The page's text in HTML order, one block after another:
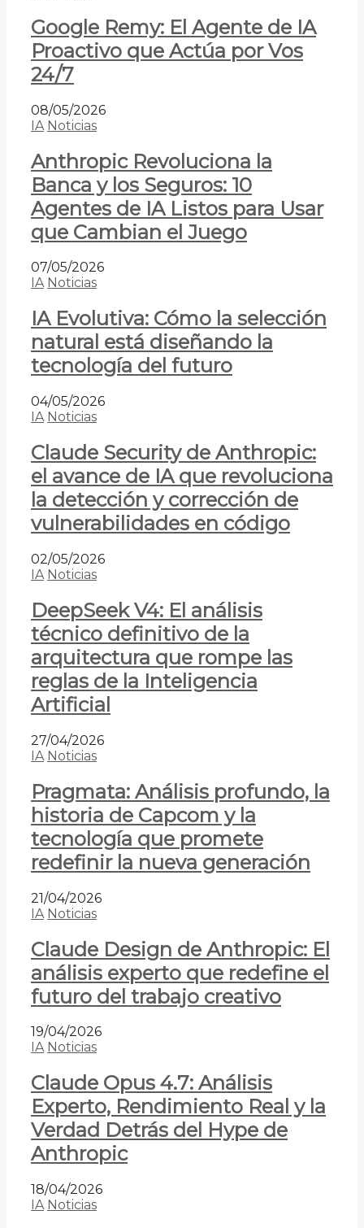
Google Remy: El Agente de IA
Proactivo que Actúa por Vos
24/7
08/05/2026
IA Noticias
Anthropic Revoluciona la
Banca y los Seguros: 10
Agentes de IA Listos para Usar
que Cambian el Juego
07/05/2026
IA Noticias
IA Evolutiva: Cómo la selección
natural está diseñando la
tecnología del futuro
04/05/2026
IA Noticias
Claude Security de Anthropic:
el avance de IA que revoluciona
la detección y corrección de
vulnerabilidades en código
02/05/2026
IA Noticias
DeepSeek V4: El análisis
técnico definitivo de la
arquitectura que rompe las
reglas de la Inteligencia
Artificial
27/04/2026
IA Noticias
Pragmata: Análisis profundo, la
historia de Capcom y la
tecnología que promete
redefinir la nueva generación
21/04/2026
IA Noticias
Claude Design de Anthropic: El
análisis experto que redefine el
futuro del trabajo creativo
19/04/2026
IA Noticias
Claude Opus 4.7: Análisis
Experto, Rendimiento Real y la
Verdad Detrás del Hype de
Anthropic
18/04/2026
IA Noticias